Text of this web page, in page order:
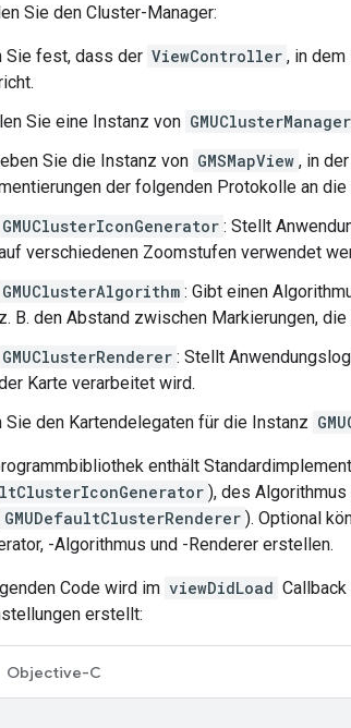
Sie den Cluster-Manager:
Sie fest, dass der ViewController , in
Sie eine Instanz von GMUClusterManager
Sie die Instanz von GMSMapView , in
der folgenden Protokolle an
GMUClusterIconGenerator : Stellt
verschiedenen Zoomstufen verwendet
GMUClusterAlgorithm : Gibt einen
z. B. den Abstand zwischen Markierungen,
GMUClusterRenderer : Stellt
Karte verarbeitet wird.
Sie den Kartendelegaten für die Instanz
enthält
), des Algorithmus
GMUDefaultClusterRenderer ). Optional
-Algorithmus und -Renderer erstellen.
Code wird im viewDidLoad Callback
erstellt:
Objective-C